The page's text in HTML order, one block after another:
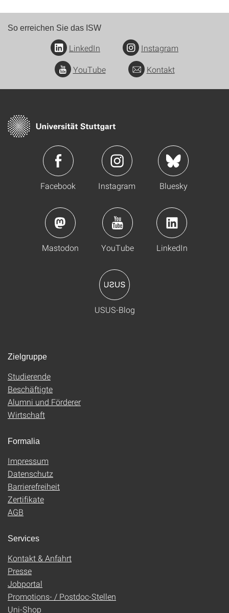
So erreichen Sie das ISW
LinkedIn
Instagram
YouTube
Kontakt
Facebook Instagram Bluesky
Mastodon YouTube LinkedIn
USUS-Blog
Zielgruppe
Studierende
Beschäftigte
Alumni und Förderer
Wirtschaft
Formalia
Impressum
Datenschutz
Barrierefreiheit
Zertifikate
AGB
Services
Kontakt & Anfahrt
Presse
Jobportal
Promotions- / Postdoc-Stellen
Uni-Shop